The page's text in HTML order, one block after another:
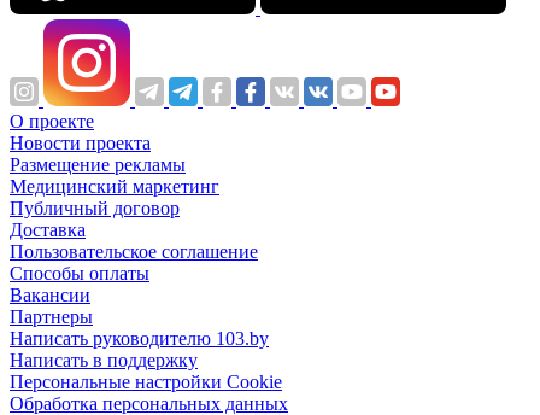
О проекте
Новости проекта
Размещение рекламы
Медицинский маркетинг
Публичный договор
Доставка
Пользовательское соглашение
Способы оплаты
Вакансии
Партнеры
Написать руководителю 103.by
Написать в поддержку
Персональные настройки Cookie
Обработка персональных данных